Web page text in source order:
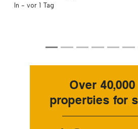
In - vor 1 Tag
Over 40,000
properties for